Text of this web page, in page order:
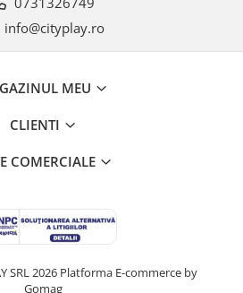
info@cityplay.ro
MEU
CLIENTI
COMERCIALE
SRL 2026 Platforma E-commerce by
Gomag